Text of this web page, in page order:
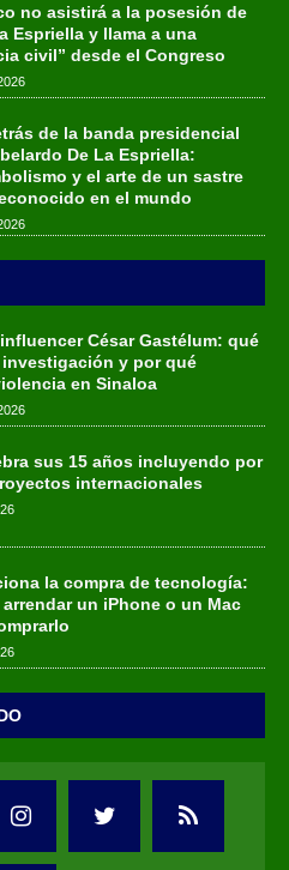
no asistirá a la posesión de
Espriella y llama a una
civil” desde el Congreso
de la banda presidencial
De La Espriella:
y el arte de un sastre
en el mundo
César Gastélum: qué
investigación y por qué
en Sinaloa
sus 15 años incluyendo por
internacionales
la compra de tecnología:
un iPhone o un Mac